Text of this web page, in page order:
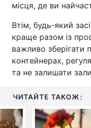
місця, де ви
Втім, будь-який
краще разом із
важливо зберігати
контейнерах,
та не залишати
ЧИТАЙТЕ ТАКОЖ: